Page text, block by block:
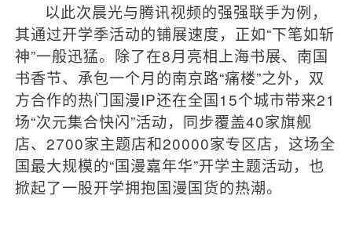
以此次晨光与腾讯视频的强强联手为例，
其通过开学季活动的铺展速度，正如“下笔如斩
神”一般迅猛。除了在8月亮相上海书展、南国
书香节、承包一个月的南京路“痛楼”之外，双
方合作的热门国漫IP还在全国15个城市带来21
场“次元集合快闪”活动，同步覆盖40家旗舰
店、2700家主题店和20000家专区店，这场全
国最大规模的“国漫嘉年华”开学主题活动，也
掀起了一股开学拥抱国漫国货的热潮。